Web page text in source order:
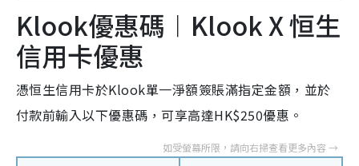
Klook優惠碼︱Klook X 恒生
信用卡優惠
憑恒生信用卡於Klook單一淨額簽賬滿指定金額，並於
付款前輸入以下優惠碼，可享高達HK$250優惠。